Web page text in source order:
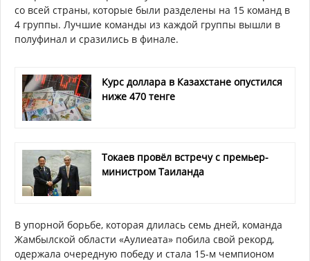
со всей страны, которые были разделены на 15 команд в
4 группы. Лучшие команды из каждой группы вышли в
полуфинал и сразились в финале.
Курс доллара в Казахстане опустился
ниже 470 тенге
Токаев провёл встречу с премьер-
министром Таиланда
В упорной борьбе, которая длилась семь дней, команда
Жамбылской области «Аулиеата» побила свой рекорд,
одержала очередную победу и стала 15-м чемпионом